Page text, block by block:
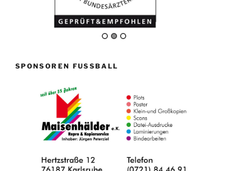
SPONSOREN FUSSBALL